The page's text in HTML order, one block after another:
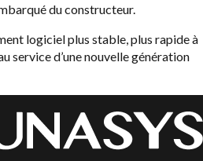
du constructeur.
logiciel plus stable, plus rapide à
service d’une nouvelle génération